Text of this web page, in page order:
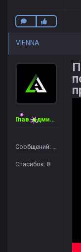
VIENNA
Глав. администратор
Сообщений: 46
Спасибок: 8